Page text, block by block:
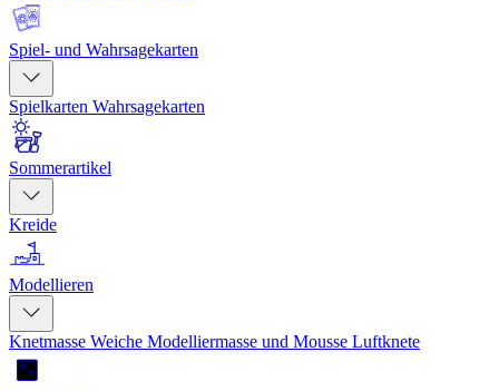
Spiel- und Wahrsagekarten
Spielkarten Wahrsagekarten
Sommerartikel
Kreide
Modellieren
Knetmasse Weiche Modelliermasse und Mousse Luftknete